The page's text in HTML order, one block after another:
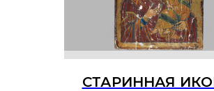
СТАРИННАЯ